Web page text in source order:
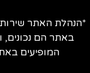
האתר שירות
באתר הם נכונים,
המופיעים